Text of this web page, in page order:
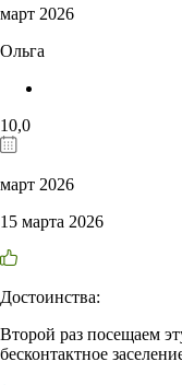
март 2026
Ольга
10,0
март 2026
15 марта 2026
Достоинства:
Второй раз посещаем
бесконтактное